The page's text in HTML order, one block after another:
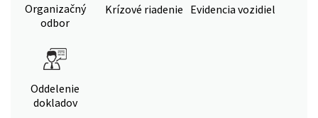
Organizačný
odbor
Krízové riadenie Evidencia vozidiel
Oddelenie
dokladov